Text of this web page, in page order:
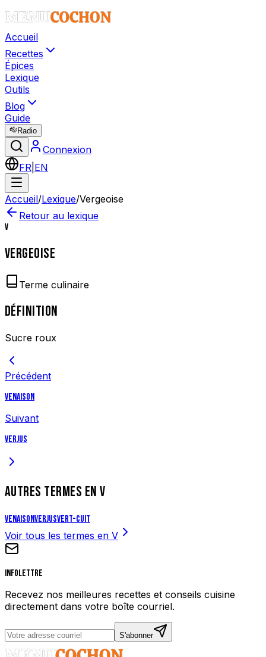
Accueil
Recettes
Épices
Lexique
Outils
Blog
Guide
Radio
Connexion
FR EN
Accueil/Lexique/Vergeoise
Retour au lexique
V
VERGEOISE
Terme culinaire
DÉFINITION
Sucre roux
Précédent
Venaison
Suivant
Verjus
AUTRES TERMES ENV
VenaisonVerjusVert-cuit
Voir tous les termes en V
Infolettre
Recevez nos meilleures recettes et conseils cuisine
directement dans votre boîte courriel.
S'abonner